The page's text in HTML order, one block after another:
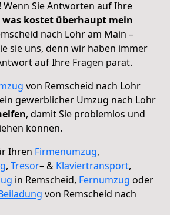
Wenn Sie Antworten auf Ihre
was kostet überhaupt mein
nach Lohr am Main –
sie uns, denn wir haben immer
auf Ihre Fragen parat.
von Remscheid nach Lohr
gewerblicher Umzug nach Lohr
, damit Sie problemlos und
können.
Ihren Firmenumzug,
, Tresor– & Klaviertransport,
in Remscheid, Fernumzug oder
von Remscheid nach